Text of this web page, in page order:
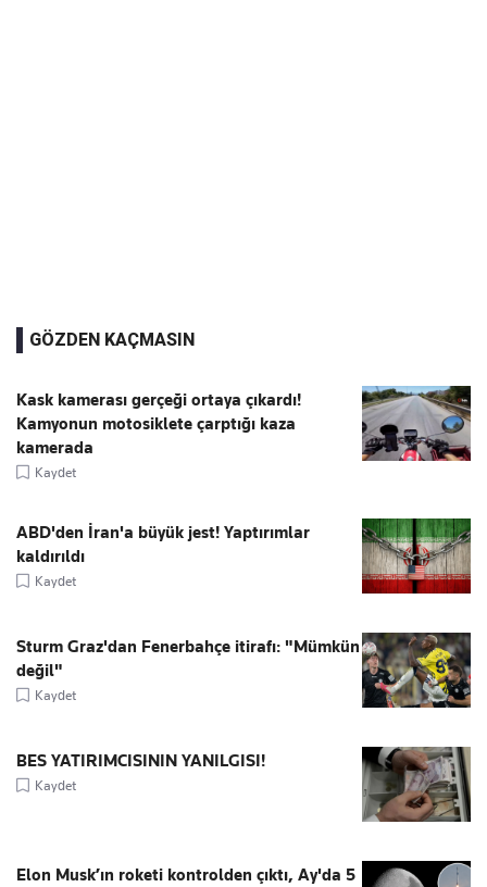
GÖZDEN KAÇMASIN
Kask kamerası gerçeği ortaya çıkardı!
Kamyonun motosiklete çarptığı kaza
kamerada
Kaydet
ABD'den İran'a büyük jest! Yaptırımlar
kaldırıldı
Kaydet
Sturm Graz'dan Fenerbahçe itirafı: "Mümkün
değil"
Kaydet
BES YATIRIMCISININ YANILGISI!
Kaydet
Elon Musk’ın roketi kontrolden çıktı, Ay'da 5